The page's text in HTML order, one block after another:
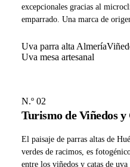
excepcionales gracias al
emparrado. Una marca de
Uva parra alta Almería
Uva mesa artesanal
N.º 02
Turismo de Viñedos
El paisaje de parras altas de
verdes de racimos, es
entre los viñedos y catas de